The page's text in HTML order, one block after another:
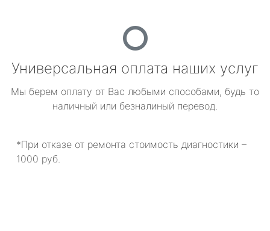
Универсальная оплата наших услуг
Мы берем оплату от Вас любыми способами, будь то
наличный или безналиный перевод.
*При отказе от ремонта стоимость диагностики –
1000 руб.